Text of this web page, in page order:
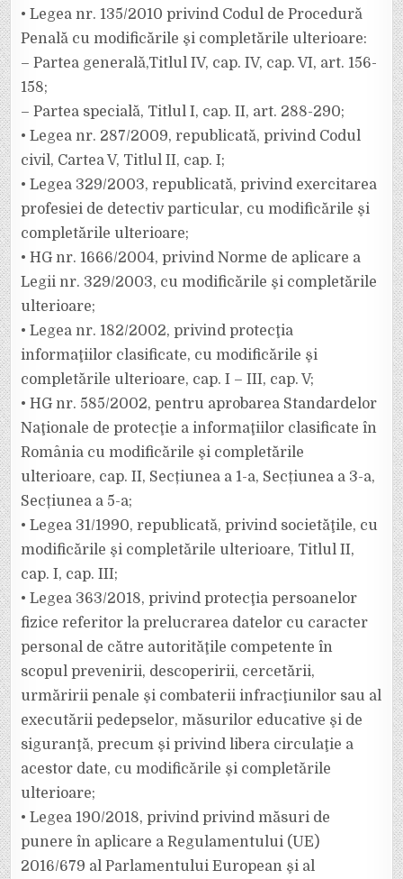
• Legea nr. 135/2010 privind Codul de Procedură
Penală cu modificările şi completările ulterioare:
– Partea generală,Titlul IV, cap. IV, cap. VI, art. 156-
158;
– Partea specială, Titlul I, cap. II, art. 288-290;
• Legea nr. 287/2009, republicată, privind Codul
civil, Cartea V, Titlul II, cap. I;
• Legea 329/2003, republicată, privind exercitarea
profesiei de detectiv particular, cu modificările şi
completările ulterioare;
• HG nr. 1666/2004, privind Norme de aplicare a
Legii nr. 329/2003, cu modificările şi completările
ulterioare;
• Legea nr. 182/2002, privind protecţia
informaţiilor clasificate, cu modificările şi
completările ulterioare, cap. I – III, cap. V;
• HG nr. 585/2002, pentru aprobarea Standardelor
Naţionale de protecţie a informaţiilor clasificate în
România cu modificările şi completările
ulterioare, cap. II, Secțiunea a 1-a, Secțiunea a 3-a,
Secțiunea a 5-a;
• Legea 31/1990, republicată, privind societăţile, cu
modificările şi completările ulterioare, Titlul II,
cap. I, cap. III;
• Legea 363/2018, privind protecţia persoanelor
fizice referitor la prelucrarea datelor cu caracter
personal de către autorităţile competente în
scopul prevenirii, descoperirii, cercetării,
urmăririi penale şi combaterii infracţiunilor sau al
executării pedepselor, măsurilor educative şi de
siguranţă, precum şi privind libera circulaţie a
acestor date, cu modificările şi completările
ulterioare;
• Legea 190/2018, privind privind măsuri de
punere în aplicare a Regulamentului (UE)
2016/679 al Parlamentului European şi al